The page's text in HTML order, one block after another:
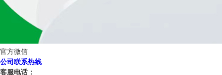
官方微信
公司联系热线
客服电话：